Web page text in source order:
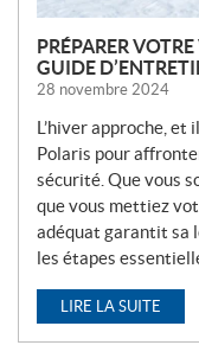
PRÉPARER
GUIDE
28 novembre 2024
L’hiver approche,
Polaris pour
sécurité. Que vous
que vous mettiez
adéquat garantit sa
les étapes
LIRE LA SUITE